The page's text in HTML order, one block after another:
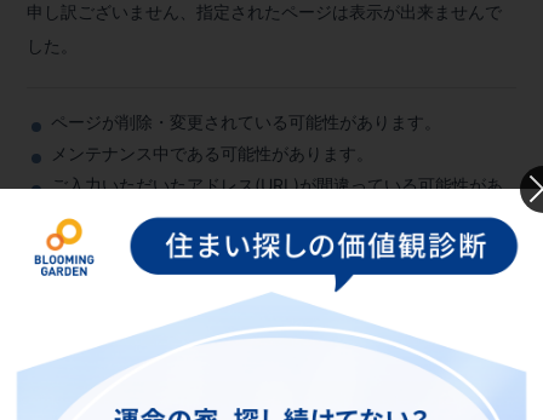
申し訳ございません、指定されたページは表示が出来ませんで
した。
ページが削除・変更されている可能性があります。
メンテナンス中である可能性があります。
ご入力いただいたアドレス(URL)が間違っている可能性があ
お手数をおかけいたしますが、ブルーミングガーデンのトップ
上部のメニューよりお探しいただきますようお願いい
たします。